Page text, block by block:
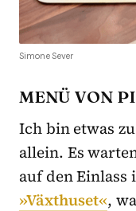
Simone Sever
MENÜ VON
Ich bin etwas
allein. Es
auf den Einlass
»Växthuset«,